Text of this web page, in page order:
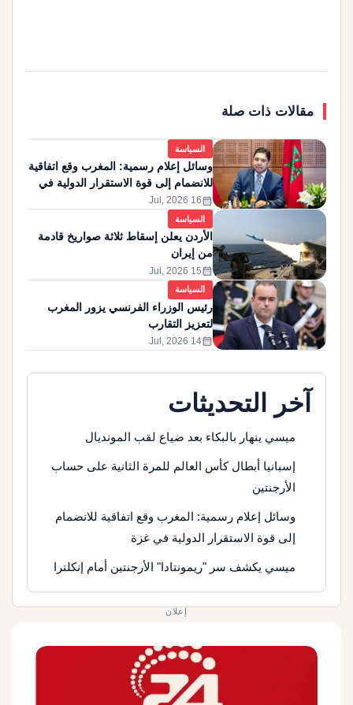
مقالات ذات صلة
السياسة
وسائل إعلام رسمية: المغرب وقع اتفاقية
للانضمام إلى قوة الاستقرار الدولية في
غزة
calendar_month
16 Jul, 2026
السياسة
الأردن يعلن إسقاط ثلاثة صواريخ قادمة
من إيران
calendar_month
15 Jul, 2026
السياسة
رئيس الوزراء الفرنسي يزور المغرب
لتعزيز التقارب
calendar_month
14 Jul, 2026
آخر التحديثات
ميسي ينهار بالبكاء بعد ضياع لقب المونديال
إسبانيا أبطال كأس العالم للمرة الثانية على حساب
الأرجنتين
وسائل إعلام رسمية: المغرب وقع اتفاقية للانضمام
إلى قوة الاستقرار الدولية في غزة
ميسي يكشف سر "ريمونتادا" الأرجنتين أمام إنكلترا
إعلان